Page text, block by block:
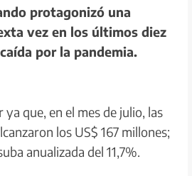
protagonizó una
vez en los últimos diez
por la pandemia.
que, en el mes de julio, las
los US$ 167 millones;
anualizada del 11,7%.